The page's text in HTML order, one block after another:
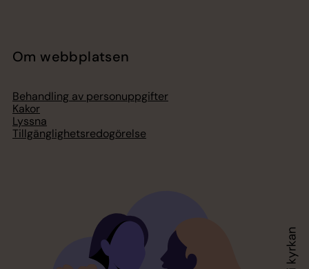
Om webbplatsen
Behandling av personuppgifter
Kakor
Lyssna
Tillgänglighetsredogörelse